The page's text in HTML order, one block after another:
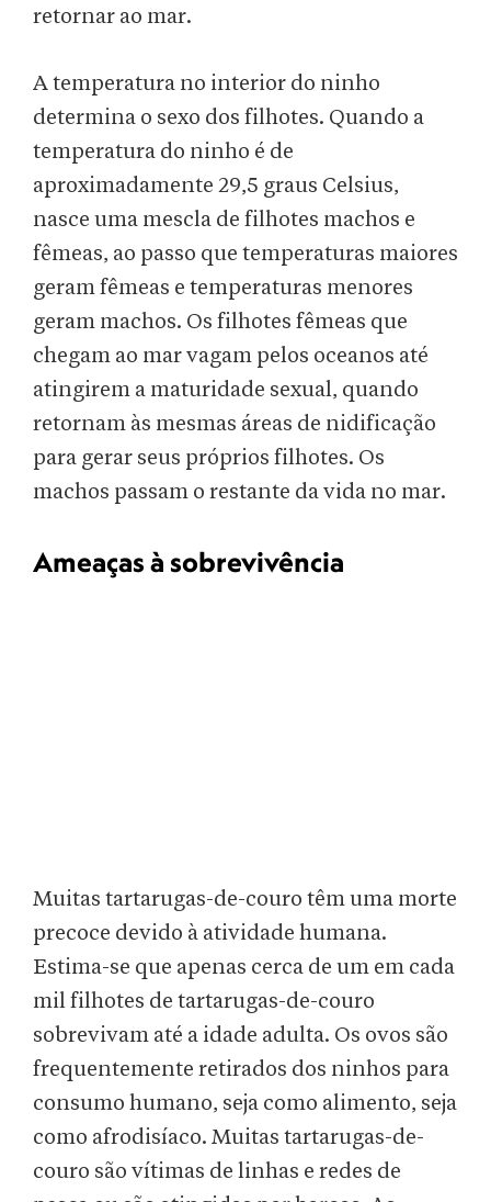
retornar ao mar.
A temperatura no interior do ninho
determina o sexo dos filhotes. Quando a
temperatura do ninho é de
aproximadamente 29,5 graus Celsius,
nasce uma mescla de filhotes machos e
fêmeas, ao passo que temperaturas maiores
geram fêmeas e temperaturas menores
geram machos. Os filhotes fêmeas que
chegam ao mar vagam pelos oceanos até
atingirem a maturidade sexual, quando
retornam às mesmas áreas de nidificação
para gerar seus próprios filhotes. Os
machos passam o restante da vida no mar.
Ameaças à sobrevivência
Muitas tartarugas-de-couro têm uma morte
precoce devido à atividade humana.
Estima-se que apenas cerca de um em cada
mil filhotes de tartarugas-de-couro
sobrevivam até a idade adulta. Os ovos são
frequentemente retirados dos ninhos para
consumo humano, seja como alimento, seja
como afrodisíaco. Muitas tartarugas-de-
couro são vítimas de linhas e redes de